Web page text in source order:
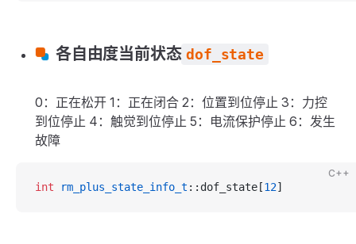
各自由度当前状态 dof_state
0：正在松开 1：正在闭合 2：位置到位停止 3：力控
到位停止 4：触觉到位停止 5：电流保护停止 6：发生
故障
C++
int rm_plus_state_info_t ::dof_state[12]